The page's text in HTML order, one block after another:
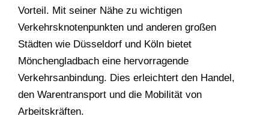
Vorteil. Mit seiner Nähe zu wichtigen
Verkehrsknotenpunkten und anderen großen
Städten wie Düsseldorf und Köln bietet
Mönchengladbach eine hervorragende
Verkehrsanbindung. Dies erleichtert den Handel,
den Warentransport und die Mobilität von
Arbeitskräften.